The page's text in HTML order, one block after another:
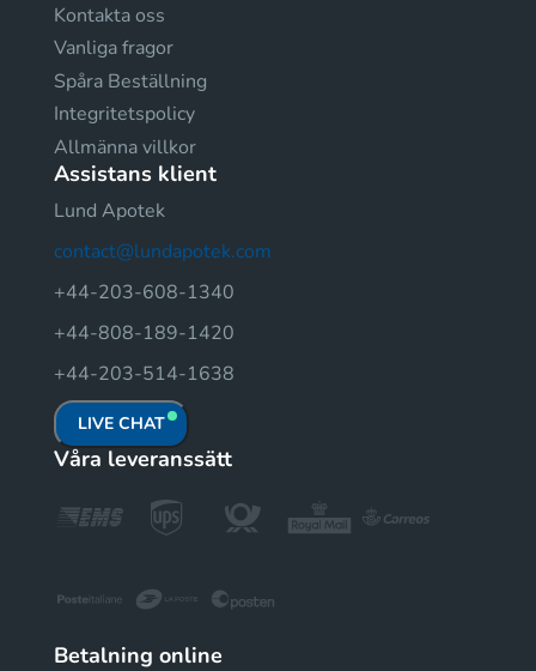
Kontakta oss
Vanliga fragor
Spåra Beställning
Integritetspolicy
Allmänna villkor
Assistans klient
Lund Apotek
contact@lundapotek.com
+44-203-608-1340
+44-808-189-1420
+44-203-514-1638
LIVE CHAT
Våra leveranssätt
Betalning online